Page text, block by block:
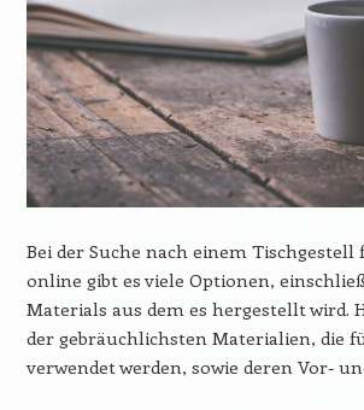
Bei der Suche nach einem Tischgestell
online gibt es viele Optionen,
Materials aus dem es hergestellt wird.
der gebräuchlichsten Materialien, die
verwendet werden, sowie deren Vor-